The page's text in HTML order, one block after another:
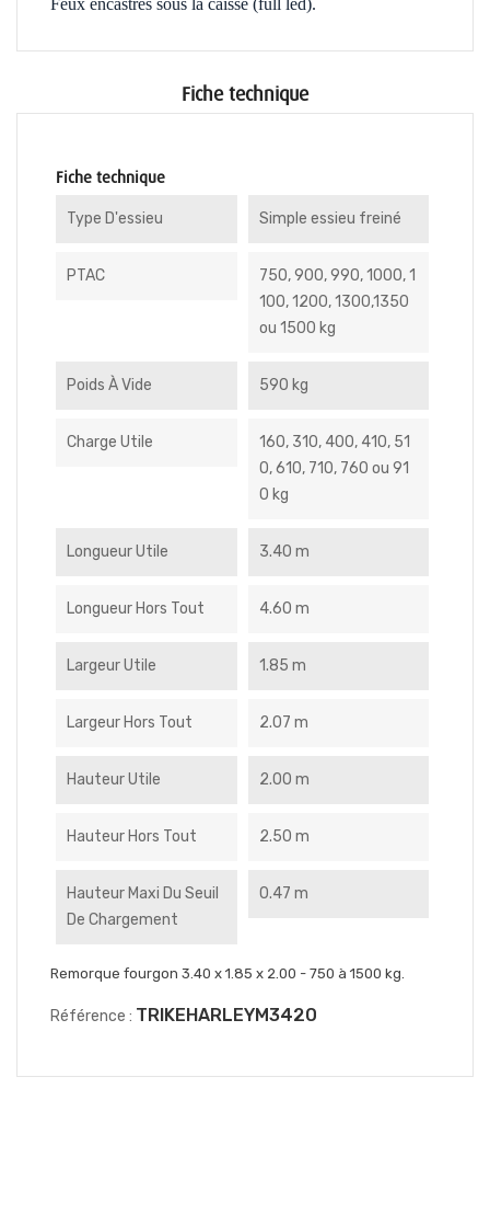
Feux encastrés sous la caisse (full led).
Fiche technique
Fiche technique
Type D'essieu Simple essieu freiné
PTAC
750, 900, 990, 1000, 1
100, 1200, 1300,1350
ou 1500 kg
Poids À Vide 590 kg
Charge Utile
160, 310, 400, 410, 51
0, 610, 710, 760 ou 91
0 kg
Longueur Utile 3.40 m
Longueur Hors Tout 4.60 m
Largeur Utile 1.85 m
Largeur Hors Tout 2.07 m
Hauteur Utile 2.00 m
Hauteur Hors Tout 2.50 m
Hauteur Maxi Du Seuil
De Chargement
0.47 m
Remorque fourgon 3.40 x 1.85 x 2.00 - 750 à 1500 kg.
Référence : TRIKEHARLEYM3420